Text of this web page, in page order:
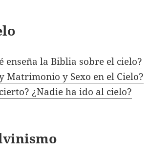
enseña la Biblia sobre el cielo?
Matrimonio y Sexo en el Cielo?
¿Nadie ha ido al cielo?